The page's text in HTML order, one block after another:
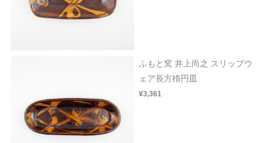
ふもと窯 井上尚之 スリップウ
ェア長方楕円皿
¥3,361